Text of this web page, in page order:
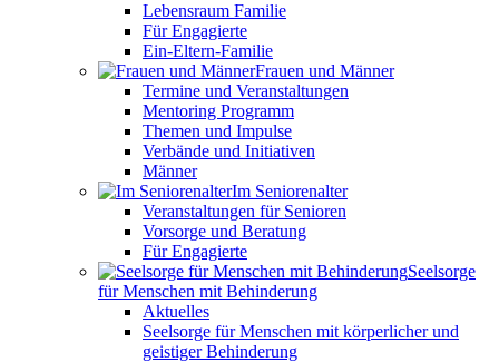
Lebensraum Familie
Für Engagierte
Ein-Eltern-Familie
Frauen und Männer
Termine und Veranstaltungen
Mentoring Programm
Themen und Impulse
Verbände und Initiativen
Männer
Im Seniorenalter
Veranstaltungen für Senioren
Vorsorge und Beratung
Für Engagierte
Seelsorge
für Menschen mit Behinderung
Aktuelles
Seelsorge für Menschen mit körperlicher und
geistiger Behinderung